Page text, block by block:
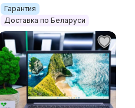
область
Гарантия
Доставка по Беларуси